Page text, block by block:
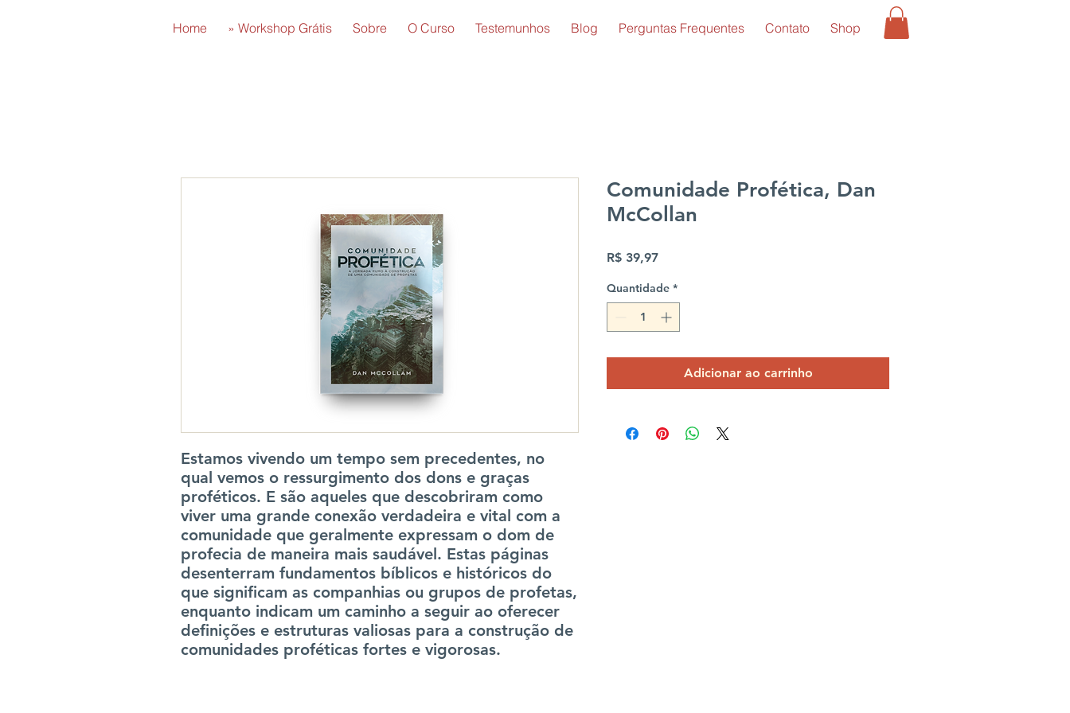
Home » Workshop Grátis Sobre O Curso Testemunhos Blog Perguntas Frequentes Contato Shop
Estamos vivendo um tempo sem precedentes, no
qual vemos o ressurgimento dos dons e graças
proféticos. E são aqueles que descobriram como
viver uma grande conexão verdadeira e vital com a
comunidade que geralmente expressam o dom de
profecia de maneira mais saudável. Estas páginas
desenterram fundamentos bíblicos e históricos do
que significam as companhias ou grupos de profetas,
enquanto indicam um caminho a seguir ao oferecer
definições e estruturas valiosas para a construção de
comunidades proféticas fortes e vigorosas.
Comunidade Profética, Dan
McCollan
R$ 39,97Preço
Quantidade *
Adicionar ao carrinho